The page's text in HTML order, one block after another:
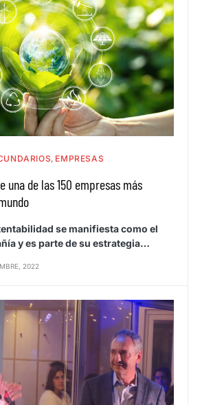
EMPRESAS
una de las 150 empresas más
se manifiesta como el
y es parte de su estrategia…
2022